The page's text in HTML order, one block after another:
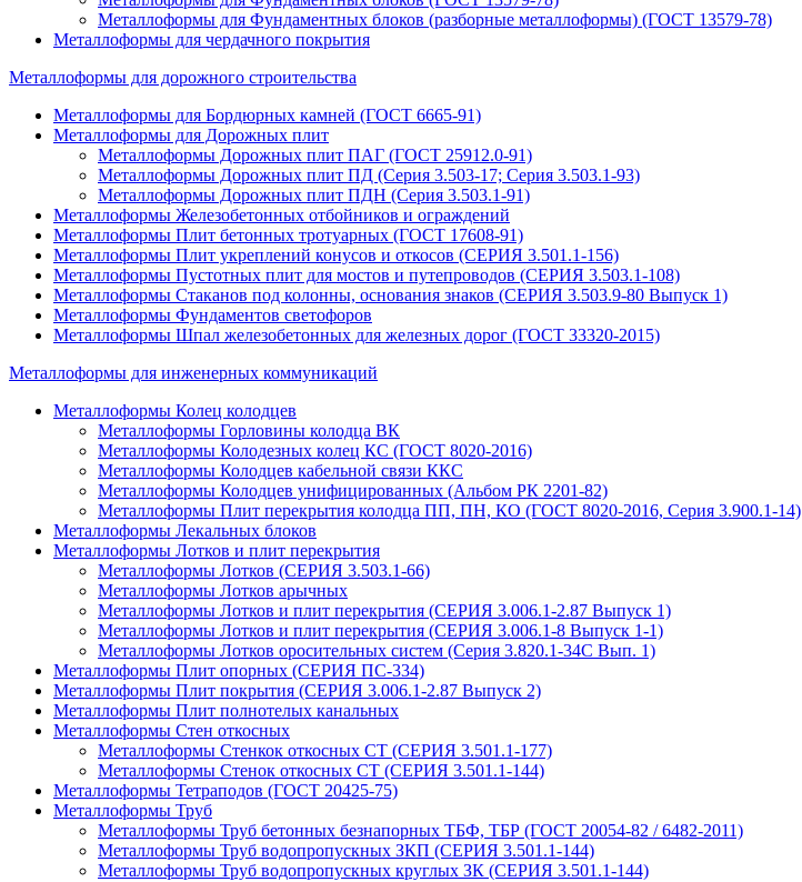
Металлоформы для Фундаментных блоков (разборные металлоформы) (ГОСТ 13579-78)
Металлоформы для чердачного покрытия
Металлоформы для дорожного строительства
Металлоформы для Бордюрных камней (ГОСТ 6665-91)
Металлоформы для Дорожных плит
Металлоформы Дорожных плит ПАГ (ГОСТ 25912.0-91)
Металлоформы Дорожных плит ПД (Серия 3.503-17; Серия 3.503.1-93)
Металлоформы Дорожных плит ПДН (Серия 3.503.1-91)
Металлоформы Железобетонных отбойников и ограждений
Металлоформы Плит бетонных тротуарных (ГОСТ 17608-91)
Металлоформы Плит укреплений конусов и откосов (СЕРИЯ 3.501.1-156)
Металлоформы Пустотных плит для мостов и путепроводов (СЕРИЯ 3.503.1-108)
Металлоформы Стаканов под колонны, основания знаков (СЕРИЯ 3.503.9-80 Выпуск 1)
Металлоформы Фундаментов светофоров
Металлоформы Шпал железобетонных для железных дорог (ГОСТ 33320-2015)
Металлоформы для инженерных коммуникаций
Металлоформы Колец колодцев
Металлоформы Горловины колодца ВК
Металлоформы Колодезных колец КС (ГОСТ 8020-2016)
Металлоформы Колодцев кабельной связи ККС
Металлоформы Колодцев унифицированных (Альбом РК 2201-82)
Металлоформы Плит перекрытия колодца ПП, ПН, КО (ГОСТ 8020-2016, Серия 3.900.1-14)
Металлоформы Лекальных блоков
Металлоформы Лотков и плит перекрытия
Металлоформы Лотков (СЕРИЯ 3.503.1-66)
Металлоформы Лотков арычных
Металлоформы Лотков и плит перекрытия (СЕРИЯ 3.006.1-2.87 Выпуск 1)
Металлоформы Лотков и плит перекрытия (СЕРИЯ 3.006.1-8 Выпуск 1-1)
Металлоформы Лотков оросительных систем (Серия 3.820.1-34С Вып. 1)
Металлоформы Плит опорных (СЕРИЯ ПС-334)
Металлоформы Плит покрытия (СЕРИЯ 3.006.1-2.87 Выпуск 2)
Металлоформы Плит полнотелых канальных
Металлоформы Стен откосных
Металлоформы Стенкок откосных СТ (СЕРИЯ 3.501.1-177)
Металлоформы Стенок откосных СТ (СЕРИЯ 3.501.1-144)
Металлоформы Тетраподов (ГОСТ 20425-75)
Металлоформы Труб
Металлоформы Труб бетонных безнапорных ТБФ, ТБР (ГОСТ 20054-82 / 6482-2011)
Металлоформы Труб водопропускных ЗКП (СЕРИЯ 3.501.1-144)
Металлоформы Труб водопропускных круглых ЗК (СЕРИЯ 3.501.1-144)